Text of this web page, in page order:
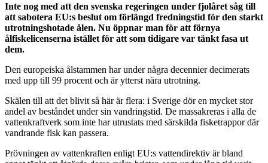
Inte nog med att den svenska regeringen under fjolåret såg till
att sabotera EU:s beslut om förlängd fredningstid för den starkt
utrotningshotade ålen. Nu öppnar man för att förnya
ålfiskelicenserna istället för att som tidigare var tänkt fasa ut
dem.
Den europeiska ålstammen har under några decennier decimerats
med upp till 99 procent och är ytterst nära utrotning.
Skälen till att det blivit så här är flera: i Sverige dör en mycket stor
andel av beståndet under sin vandringstid. De massakreras i alla de
vattenkraftverk som inte har utrustats med särskilda fisketrappor där
vandrande fisk kan passera.
Prövningen av vattenkraften enligt EU:s vattendirektiv är bland